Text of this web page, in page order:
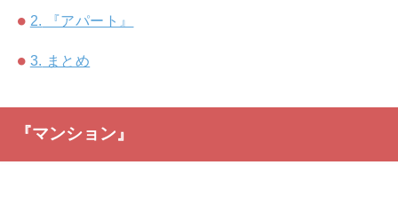
2. 『アパート』
3. まとめ
『マンション』